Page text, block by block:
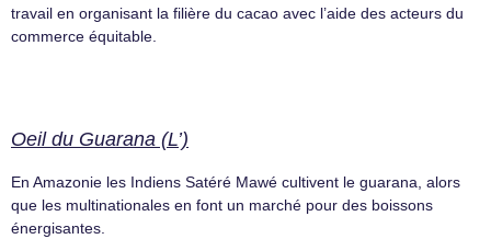
travail en organisant la filière du cacao avec l’aide des acteurs du
commerce équitable.
Oeil du Guarana (L’)
En Amazonie les Indiens Satéré Mawé cultivent le guarana, alors
que les multinationales en font un marché pour des boissons
énergisantes.